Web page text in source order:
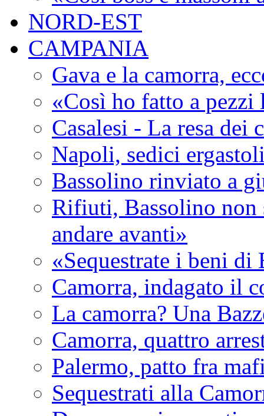
NORD-EST
CAMPANIA
Gava e la camorra,
«Così ho fatto a pezzi
Casalesi - La resa dei
Napoli, sedici
Bassolino rinviato a
Rifiuti, Bassolino
andare avanti»
«Sequestrate i beni di
Camorra, indagato il
La camorra? Una
Camorra, quattro
Palermo, patto fra
Sequestrati alla